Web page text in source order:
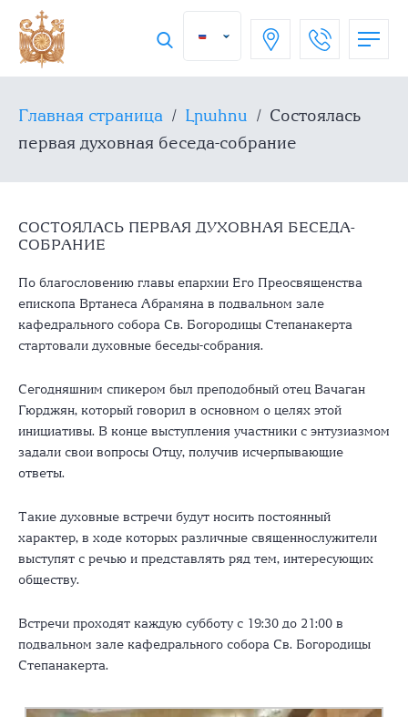
Главная страница / Լրահոս / Состоялась
первая духовная беседа-собрание
СОСТОЯЛАСЬ ПЕРВАЯ ДУХОВНАЯ БЕСЕДА-
СОБРАНИЕ
По благословению главы епархии Его Преосвященства
епископа Вртанеса Абрамяна в подвальном зале
кафедрального собора Св. Богородицы Степанакерта
стартовали духовные беседы-собрания.
Сегодняшним спикером был преподобный отец Вачаган
Гюрджян, который говорил в основном о целях этой
инициативы. В конце выступления участники с энтузиазмом
задали свои вопросы Отцу, получив исчерпывающие
ответы.
Такие духовные встречи будут носить постоянный
характер, в ходе которых различные священнослужители
выступят с речью и представлять ряд тем, интересующих
обществу.
Встречи проходят каждую субботу с 19:30 до 21:00 в
подвальном зале кафедрального собора Св. Богородицы
Степанакерта.